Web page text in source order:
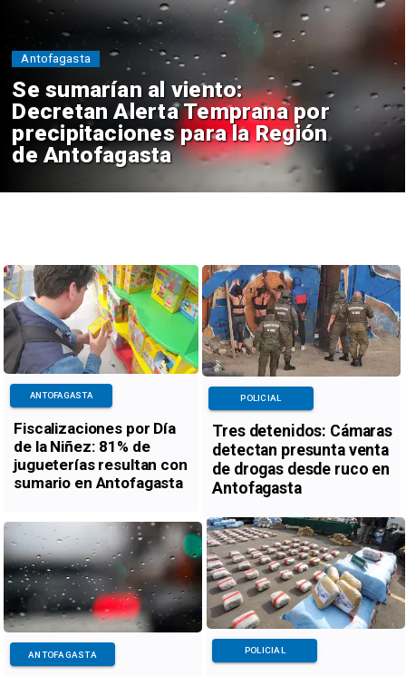
Se sumarían al viento:
Decretan Alerta Temprana por
precipitaciones para la Región
de Antofagasta
Antofagasta
Fiscalizaciones por Día
de la Niñez: 81% de
jugueterías resultan con
sumario en Antofagasta
ANTOFAGASTA
Tres detenidos: Cámaras
detectan presunta venta
de drogas desde ruco en
Antofagasta
POLICIAL
ANTOFAGASTA POLICIAL